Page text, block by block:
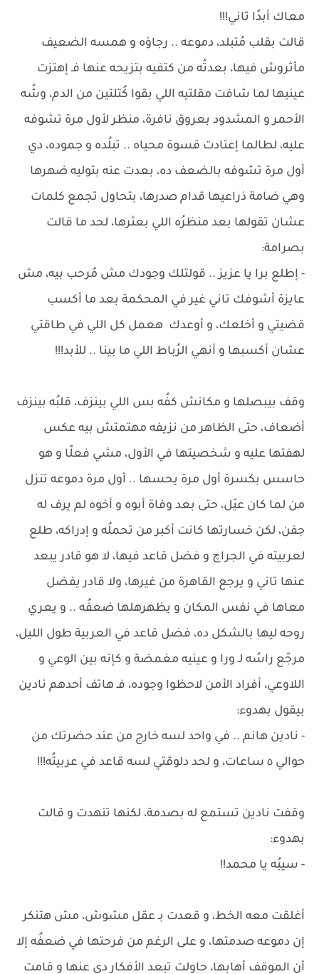
معاك أبدًا تاني!!!
قالت بقلب مُتبلد، دموعه .. رجاؤه و همسه الضعيف
مأثروش فيها، بعدتُه من كتفيه بتزيحه عنها فـ إهتزت
عينيها لما شافت مقلتيه اللي بقوا كُتلتين من الدم، وشُه
الأحمر و المشدود بعروق نافرة، منظر لأول مرة تشوفه
عليه، لطالما إعتادت قسوة محياه .. تبلُده و جموده، دي
أول مرة تشوفه بالضعف ده، بعدت عنه بتوليه ضهرها
وهي ضامة ذراعيها قدام صدرها، بتحاول تجمع كلمات
عشان تقولها بعد منظرُه اللي بعثرها، لحد ما قالت
بصرامة:
- إطلع برا يا عزيز .. قولتلك وجودك مش مُرحب بيه، مش
عايزة أشوفك تاني غير في المحكمة بعد ما أكسب
قضيتي و أخلعك، و أوعدك هعمل كل اللي في طاقتي
عشان أكسبها و أنهي الرُباط اللي ما بينا .. للأبد!!!
وقف بيبصلها و مكانش كفُه بس اللي بينزف، قلبُه بينزف
أضعاف، حتى الظاهر من نزيفه مهتمتش بيه عكس
لهفتها عليه و شخصيتها في الأول، مشي فعلًا و هو
حاسس بكسرة أول مرة يحسها .. أول مرة دموعه تنزل
من لما كان عيّل، حتى بعد وفاة أبوه و أخوه لم يرف له
جفن، لكن خسارتها كانت أكبر من تحملُه و إدراكه، طلع
لعربيته في الجراچ و فضل قاعد فيها، لا هو قادر يبعد
عنها تاني و يرجع القاهرة من غيرها، ولا قادر يفضل
معاها في نفس المكان و يظهرهلها ضعفُه .. و يعري
روحه ليها بالشكل ده، فضل قاعد في العربية طول الليل،
مرجّع راسُه لـ ورا و عينيه مغمضة و كإنه بين الوعي و
اللاوعي، أفراد الأمن لاحظوا وجوده، فـ هاتف أحدهم نادين
بيقول بهدوء:
- نادين هانم .. في واحد لسه خارج من عند حضرتك من
حوالي ٥ ساعات، و لحد دلوقتي لسه قاعد في عربيتُه!!!
وقفت نادين تستمع له بصدمة، لكنها تنهدت و قالت
بهدوء:
- سيبُه يا محمد!!
أغلقت معه الخط، و قعدت بـ عقل مشوش، مش هتنكر
إن دموعه صدمتها، و على الرغم من فرحتها في ضعفُه إلا
أن الموقف أهابها، حاولت تبعد الأفكار دي عنها و قامت